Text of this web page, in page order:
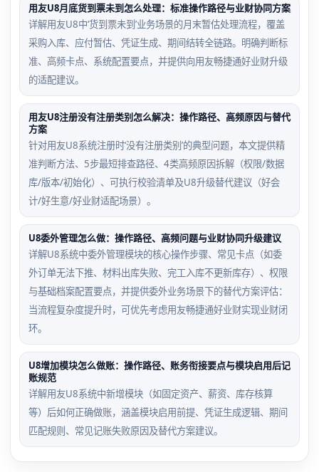
用友U8月底货到票未到怎么处理：标准操作路径与业财协同方案
详解用友U8中‘货到票未到’业务场景的月末暂估处理流程，覆盖
采购入库、应付暂估、凭证生成、期间结转全链路。明确判断标
准、高频卡点、系统配置要点，并提供向用友畅捷通好业财升级
的适配建议。
用友U8注册没有注册类别怎么解决：操作路径、高频原因与替代
方案
针对用友U8系统注册时‘没有注册类别’的典型问题，本文提供精
准判断方法、5步最短排查路径、4类高频原因拆解（权限/数据
库/版本/初始化）、可执行校验清单及U8升级替代建议（好会
计/好生意/好业财适配场景）。
U8委外管理怎么做：操作路径、高频问题与业财协同升级建议
详解U8系统中委外管理模块的核心操作步骤、常见卡点（如委
外订单无法下推、材料出库失败、完工入库不更新库存）、权限
与基础档案配置要点，并提供委外业务场景下的替代方案评估：
当流程复杂度提升时，可优先考虑用友畅捷通好业财实现业财闭
环。
U8增加模块怎么做账：操作路径、账务衔接要点与模块启用后记
账规范
详解用友U8系统中新增模块（如固定资产、薪资、库存核算
等）后如何正确做账，涵盖模块启用前提、凭证生成逻辑、期间
匹配规则、常见记账失败原因及替代方案建议。